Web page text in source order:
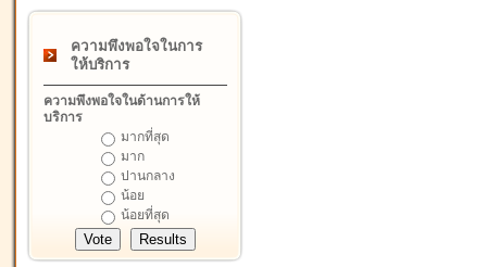
ความพึงพอใจในการ
ให้บริการ
ความพึงพอใจในด้านการให้
บริการ
มากที่สุด
มาก
ปานกลาง
น้อย
น้อยที่สุด